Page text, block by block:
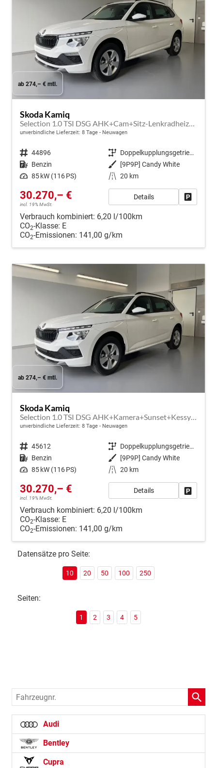
ab 274,– € mtl.
Skoda Kamiq
unverbindliche Lieferzeit: 8 Tage Neuwagen
Fahrzeugnr. 44896 Getriebe
Doppelkupplungsgetriebe (DSG)
Kraftstoff Benzin Außenfarbe [9P9P] Candy White
Leistung 85 kW (116 PS) Kilometerstand 20 km
30.270,– €
incl. 19% MwSt.
Details
Verbrauch kombiniert: 6,20 l/100km
CO2-Klasse: E
CO2-Emissionen: 141,00 g/km
ab 274,– € mtl.
Skoda Kamiq
Selection 1.0 TSI DSG AHK+Kamera+Sunset+Kessy+AppConnect+Sitzheiz+Alu16+GV5
unverbindliche Lieferzeit: 8 Tage Neuwagen
Fahrzeugnr. 45612 Getriebe
Doppelkupplungsgetriebe (DSG)
Kraftstoff Benzin Außenfarbe
[9P9P] Candy White
Leistung 85 kW (116 PS) Kilometerstand 20 km
30.270,– €
incl. 19% MwSt.
Details
Verbrauch kombiniert: 6,20 l/100km
CO2-Klasse: E
CO2-Emissionen: 141,00 g/km
Datensätze pro Seite:
10 20 50 100 250
Seiten:
1 2 3 4 5
Fahrzeugnr.
Audi
Bentley
Cupra